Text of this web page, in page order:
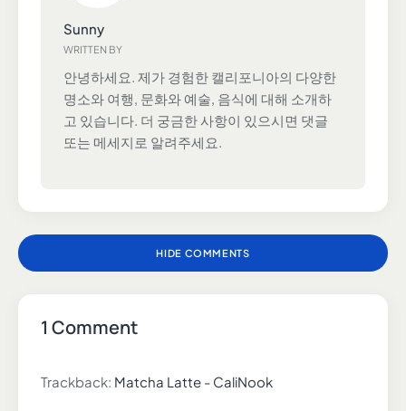
WRITTEN BY
Sunny
안녕하세요. 제가 경험한 캘리포니아의 다양한
명소와 여행, 문화와 예술, 음식에 대해 소개하
고 있습니다. 더 궁금한 사항이 있으시면 댓글
또는 메세지로 알려주세요.
HIDE COMMENTS
1 Comment
Trackback: Matcha Latte - CaliNook